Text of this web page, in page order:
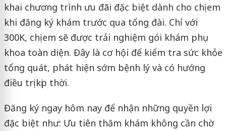
khai chương trình ưu đãi đặc biệt dành cho chị em
khi đăng ký khám trước qua tổng đài. Chỉ với
300K, chị em sẽ được trải nghiệm gói khám phụ
khoa toàn diện. Đây là cơ hội để kiểm tra sức khỏe
tổng quát, phát hiện sớm bệnh lý và có hướng
điều trị kịp thời.
Đăng ký ngay hôm nay để nhận những quyền lợi
đặc biệt như: Ưu tiên thăm khám không cần chờ